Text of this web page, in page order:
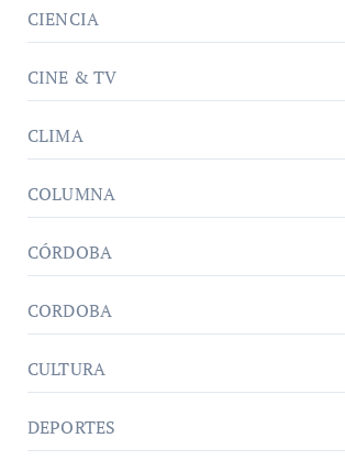
CIENCIA
CINE & TV
CLIMA
COLUMNA
CÓRDOBA
CORDOBA
CULTURA
DEPORTES